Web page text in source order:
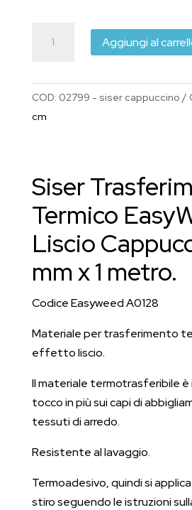
EasyWeed®
x
1
metro
quantità
Aggiungi al
COD: 02799 - siser cappuccino
cm
Siser
Termico
Liscio
mm x 1 metro.
Codice Easyweed A0128
Materiale per trasferimento
effetto liscio.
Il materiale termotrasferibile è
tocco in più sui capi di
tessuti di arredo.
Resistente al lavaggio.
Termoadesivo, quindi si
stiro seguendo le istruzioni